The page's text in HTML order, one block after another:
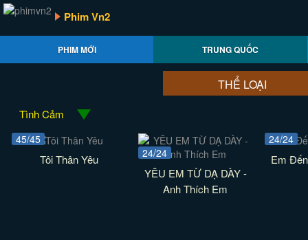
Phim Vn2
PHIM MỚI TRUNG QUỐC
THỂ LOẠI
Tình Cảm
45/45
Tôi Thân Yêu 24/24
YÊU EM TỪ DẠ DÀY -
Anh Thích Em
24/24
Em